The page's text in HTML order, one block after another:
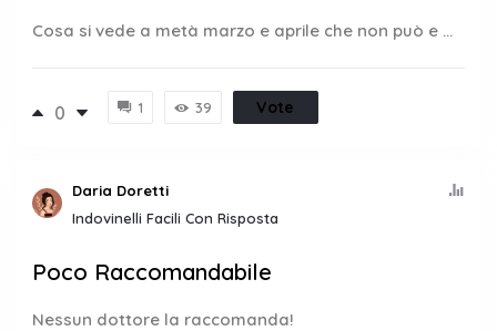
Cosa si vede a metà marzo e aprile che non può e ...
0 1 39 Vote
Daria Doretti
Indovinelli Facili Con Risposta
Poco Raccomandabile
Nessun dottore la raccomanda!